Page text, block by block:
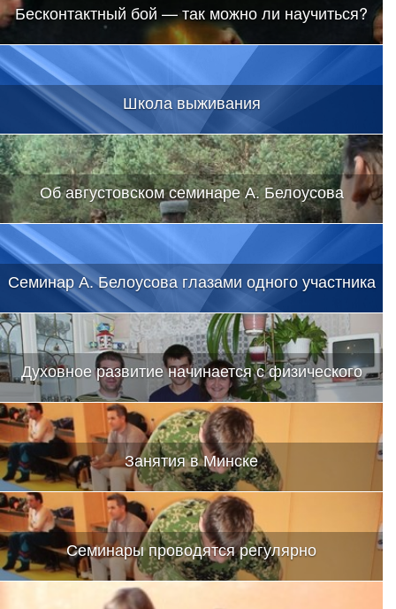
Бесконтактный бой — так можно ли научиться?
Школа выживания
Об августовском семинаре А. Белоусова
Семинар А. Белоусова глазами одного участника
Духовное развитие начинается с физического
Занятия в Минске
Семинары проводятся регулярно